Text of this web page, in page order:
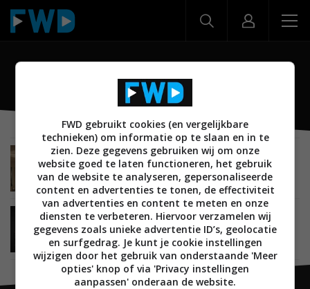
Sonos Architectural
NIEUWS AUDIO LUIDSPREKERS 24 JANUARI 2024
Sonos onthult nieuwe versie 8″ plafondspeaker
in Architectural-serie
AUDIO 05 FEBRUARI 2019
Sonos introduceert inbouwspeakers Sonos
Architectural by Sonance
FWD gebruikt cookies (en vergelijkbare
technieken) om informatie op te slaan en in te
zien. Deze gegevens gebruiken wij om onze
website goed te laten functioneren, het gebruik
van de website te analyseren, gepersonaliseerde
content en advertenties te tonen, de effectiviteit
van advertenties en content te meten en onze
diensten te verbeteren. Hiervoor verzamelen wij
gegevens zoals unieke advertentie ID’s, geolocatie
en surfgedrag. Je kunt je cookie instellingen
wijzigen door het gebruik van onderstaande 'Meer
opties' knop of via 'Privacy instellingen
aanpassen' onderaan de website.